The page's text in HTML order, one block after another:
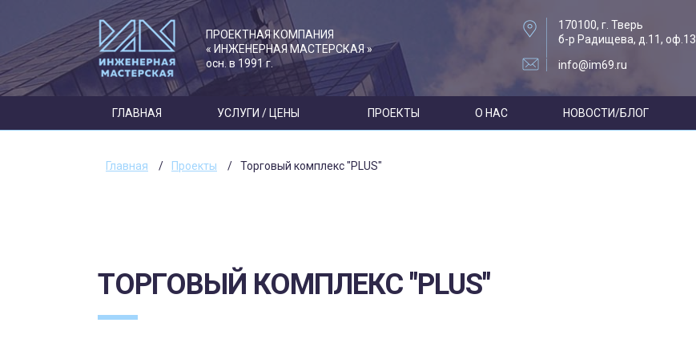
ПРОЕКТНАЯ КОМПАНИЯ
« ИНЖЕНЕРНАЯ МАСТЕРСКАЯ »
осн. в 1991 г.
170100, г. Тверь
б-р Радищева, д.11, оф.13
info@im69.ru
ГЛАВНАЯ УСЛУГИ / ЦЕНЫ ПРОЕКТЫ О НАС НОВОСТИ/БЛОГ
Главная Проекты Торговый комплекс "PLUS"
ТОРГОВЫЙ КОМПЛЕКС "PLUS"